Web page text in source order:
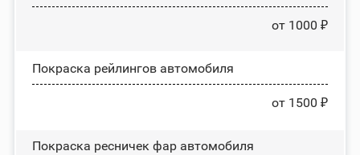
от 1000 ₽
Покраска рейлингов автомобиля
от 1500 ₽
Покраска ресничек фар автомобиля